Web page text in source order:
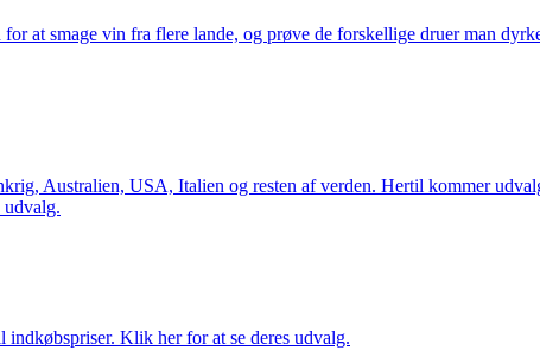
at smage vin fra flere lande, og prøve de forskellige druer man
Australien, USA, Italien og resten af verden. Hertil kommer
udvalg.
Klik her for at se deres udvalg.